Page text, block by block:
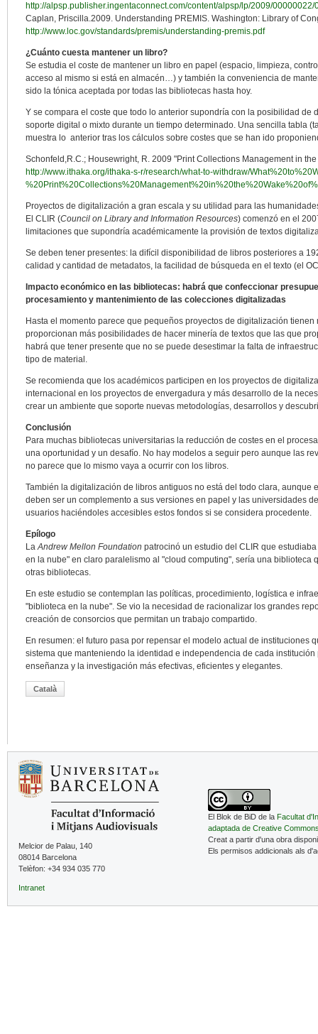
http://alpsp.publisher.ingentaconnect.com/content/alpsp/lp/2009/
Caplan, Priscilla.2009. Understanding PREMIS. Washington: Library of
http://www.loc.gov/standards/premis/understanding-premis.pdf
¿Cuánto cuesta mantener un libro?
Se estudia el coste de mantener un libro en papel (espacio, limpieza,
acceso al mismo si está en almacén…) y también la conveniencia de
sido la tónica aceptada por todas las bibliotecas hasta hoy.
Y se compara el coste que todo lo anterior supondría con la posibilidad de
soporte digital o mixto durante un tiempo determinado. Una sencilla tabla
muestra lo anterior tras los cálculos sobre costes que se han ido
Schonfeld,R.C.; Housewright, R. 2009 "Print Collections Management in
http://www.ithaka.org/ithaka-s-r/research/what-to-withdraw/
Proyectos de digitalización a gran escala y su utilidad para las
El CLIR (Council on Library and Information Resources) comenzó en el
limitaciones que supondría académicamente la provisión de textos
Se deben tener presentes: la difícil disponibilidad de libros posteriores a
calidad y cantidad de metadatos, la facilidad de búsqueda en el texto (el
Impacto económico en las bibliotecas: habrá que confeccionar
procesamiento y mantenimiento de las colecciones digitalizadas
Hasta el momento parece que pequeños proyectos de digitalización
proporcionan más posibilidades de hacer minería de textos que las que
habrá que tener presente que no se puede desestimar la falta de
tipo de material.
Se recomienda que los académicos participen en los proyectos de
internacional en los proyectos de envergadura y más desarrollo de la
crear un ambiente que soporte nuevas metodologías, desarrollos y
Conclusión
Para muchas bibliotecas universitarias la reducción de costes en el
una oportunidad y un desafío. No hay modelos a seguir pero aunque las
no parece que lo mismo vaya a ocurrir con los libros.
También la digitalización de libros antiguos no está del todo clara, aunque
deben ser un complemento a sus versiones en papel y las universidades
usuarios haciéndoles accesibles estos fondos si se considera procedente.
Epílogo
LaAndrew Mellon Foundation patrocinó un estudio del CLIR que
en la nube" en claro paralelismo al "cloud computing", sería una biblioteca
otras bibliotecas.
En este estudio se contemplan las políticas, procedimiento, logística e
"biblioteca en la nube". Se vio la necesidad de racionalizar los grandes
creación de consorcios que permitan un trabajo compartido.
En resumen: el futuro pasa por repensar el modelo actual de instituciones
sistema que manteniendo la identidad e independencia de cada
enseñanza y la investigación más efectivas, eficientes y elegantes.
Català
Melcior de Palau, 140
08014 Barcelona
Telèfon: +34 934 035 770
Intranet
El Blok de BiD de la Facultat
adaptada de Creative
Creat a partir d'una obra
Els permisos addicionals als